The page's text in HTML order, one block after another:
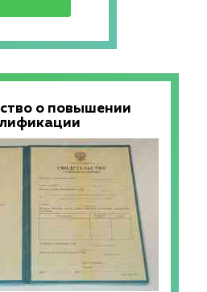
о повышении